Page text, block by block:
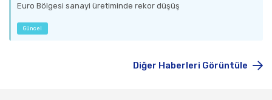
Euro Bölgesi sanayi üretiminde rekor düşüş
Güncel
Diğer Haberleri Görüntüle